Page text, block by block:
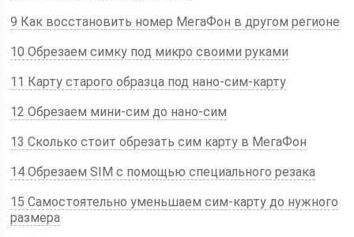
9 Как восстановить номер МегаФон в другом регионе
10 Обрезаем симку под микро своими руками
11 Карту старого образца под нано-сим-карту
12 Обрезаем мини-сим до нано-сим
13 Сколько стоит обрезать сим карту в МегаФон
14 Обрезаем SIM с помощью специального резака
15 Самостоятельно уменьшаем сим-карту до нужного
размера